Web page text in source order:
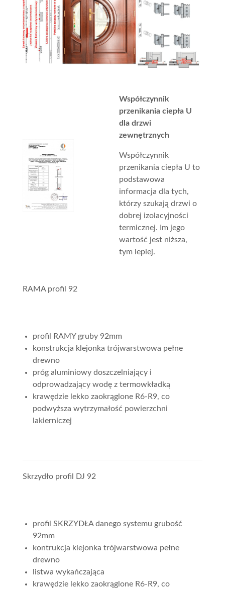
Współczynnik
przenikania ciepła U
dla drzwi
zewnętrznych
Współczynnik
przenikania ciepła U to
podstawowa
informacja dla tych,
którzy szukają drzwi o
dobrej izolacyjności
termicznej. Im jego
wartość jest niższa,
tym lepiej.
RAMA profil 92
profil RAMY gruby 92mm
konstrukcja klejonka trójwarstwowa pełne
drewno
próg aluminiowy doszczelniający i
odprowadzający wodę z termowkładką
krawędzie lekko zaokrąglone R6-R9, co
podwyższa wytrzymałość powierzchni
lakierniczej
Skrzydło profil DJ 92
profil SKRZYDŁA danego systemu grubość
92mm
kontrukcja klejonka trójwarstwowa pełne
drewno
listwa wykańczająca
krawędzie lekko zaokrąglone R6-R9, co